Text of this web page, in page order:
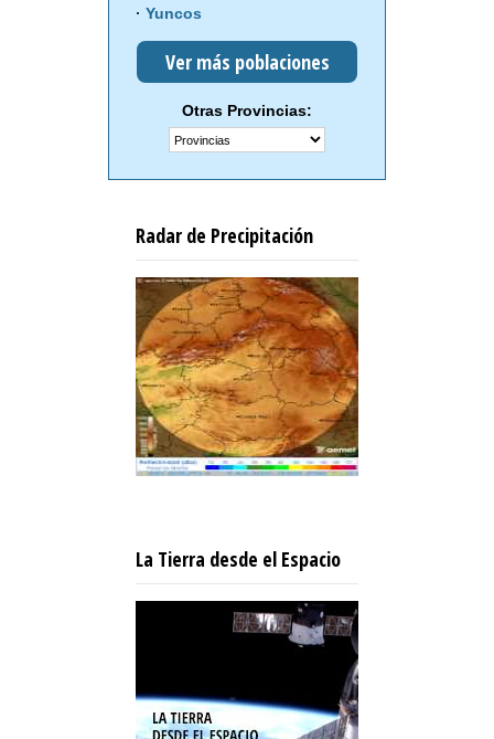
Yuncos
Ver más poblaciones
Otras Provincias:
Radar de Precipitación
La Tierra desde el Espacio